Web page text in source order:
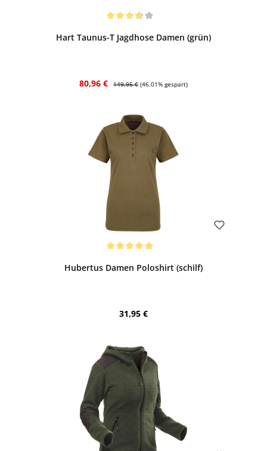
Hart Taunus-T Jagdhose Damen (grün)
Verkaufspreis:
80,96 € Regulärer Preis:
149,95 € (46.01% gespart)
Hubertus Damen Poloshirt (schilf)
Regulärer Preis:
31,95 €